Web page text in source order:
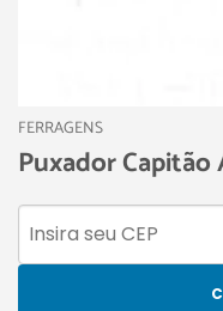
FERRAGENS
Puxador